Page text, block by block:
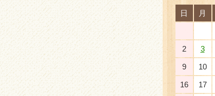
日 月
2 3
9 10
16 17